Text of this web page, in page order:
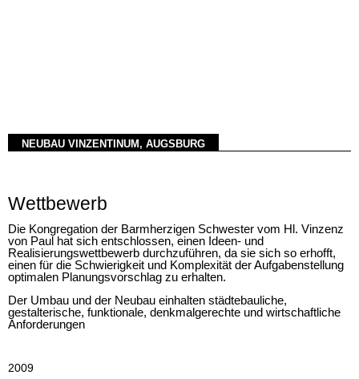
NEUBAU VINZENTINUM, AUGSBURG
Wettbewerb
Die Kongregation der Barmherzigen Schwester vom Hl. Vinzenz
von Paul hat sich entschlossen, einen Ideen- und
Realisierungswettbewerb durchzuführen, da sie sich so erhofft,
einen für die Schwierigkeit und Komplexität der Aufgabenstellung
optimalen Planungsvorschlag zu erhalten.
Der Umbau und der Neubau einhalten städtebauliche,
gestalterische, funktionale, denkmalgerechte und wirtschaftliche
Anforderungen
2009